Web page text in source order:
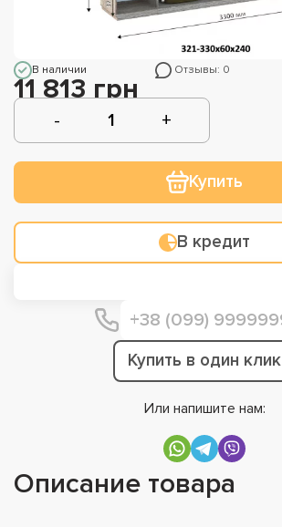
В наличии Отзывы: 0
11 813 грн
Купить
В кредит
Купить в один клик
Или напишите нам:
Описание товара